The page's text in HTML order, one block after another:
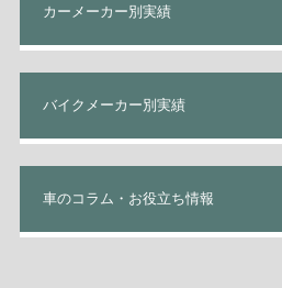
カーメーカー別実績
バイクメーカー別実績
車のコラム・お役立ち情報